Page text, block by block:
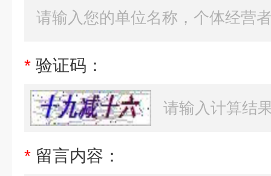
* 验证码：
* 留言内容：